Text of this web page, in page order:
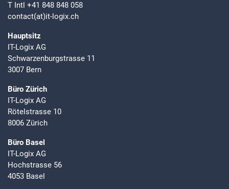
T Intl +41 848 848 058
contact(at)it-logix.ch
Hauptsitz
IT-Logix AG
Schwarzenburgstrasse 11
3007 Bern
Büro Zürich
IT-Logix AG
Rötelstrasse 10
8006 Zürich
Büro Basel
IT-Logix AG
Hochstrasse 56
4053 Basel